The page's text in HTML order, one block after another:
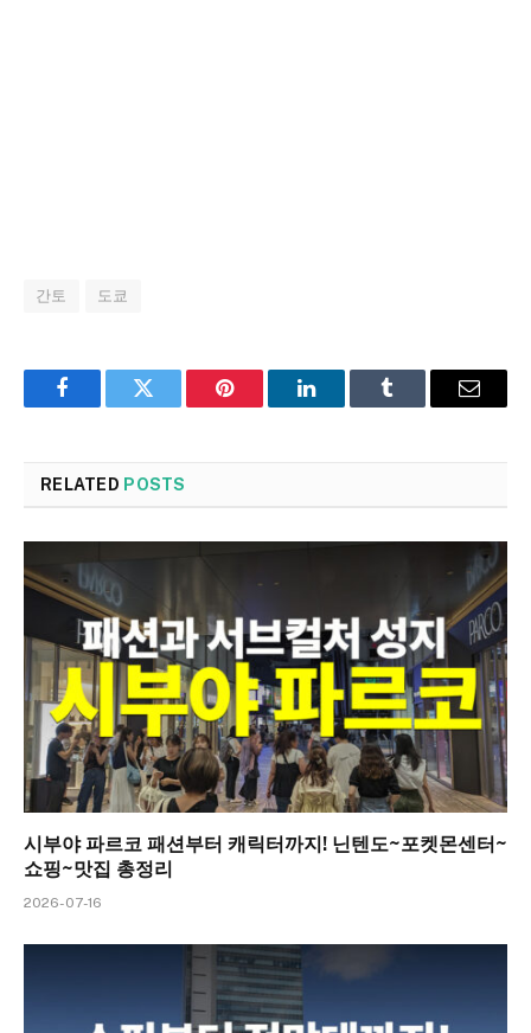
간토 도쿄
FacebookTwitter Pinterest LinkedInTumblr Email
RELATED POSTS
시부야 파르코 패션부터 캐릭터까지! 닌텐도~포켓몬센터~
쇼핑~맛집 총정리
2026-07-16